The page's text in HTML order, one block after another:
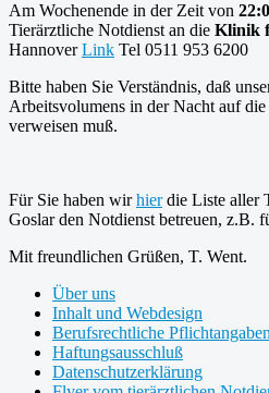
Am Wochenende in der Zeit von
Tierärztliche Notdienst an die Klinik
HannoverLink Tel 0511 953 6200
Bitte haben Sie Verständnis, daß
Arbeitsvolumens in der Nacht auf
verweisen muß.
Für Sie haben wirhierdie Liste aller
Goslar den Notdienst betreuen, z.B.
Mit freundlichen Grüßen, T. Went.
Über uns
Inhalt und Webdesign
Berufsrechtliche
Haftungsausschluß
Datenschutzerklärung